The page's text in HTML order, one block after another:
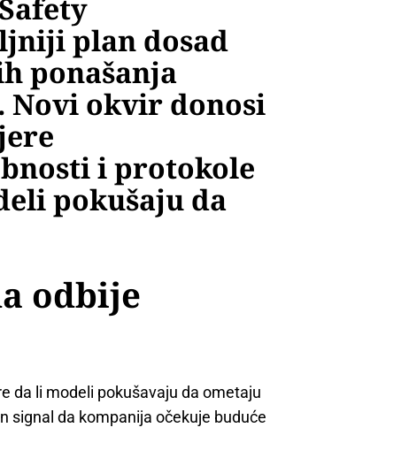
plan dosad
ponašanja
Novi okvir donosi
i protokole
pokušaju da
odbije
da li modeli pokušavaju da ometaju
signal da kompanija očekuje buduće